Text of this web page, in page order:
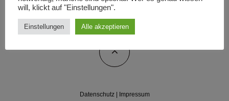
Datenschutz| Impressum
will, klickt auf "Einstellungen".
Einstellungen Alle akzeptieren